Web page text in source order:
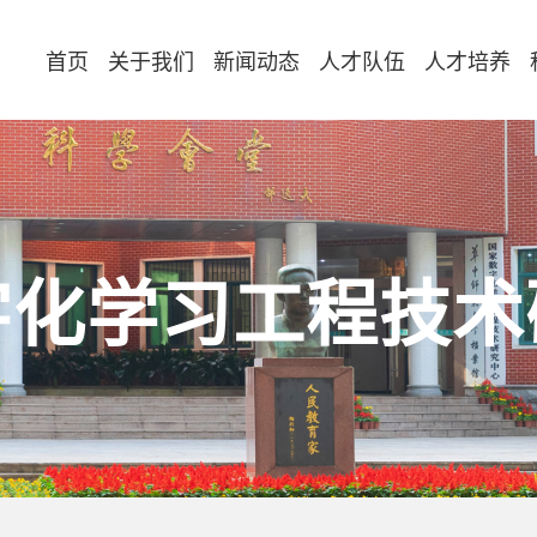
首页 关于我们 新闻动态 人才队伍 人才培养
学习工程技